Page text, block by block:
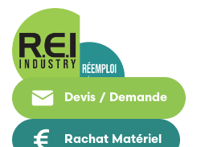
Devis / Demande
Rachat Matériel